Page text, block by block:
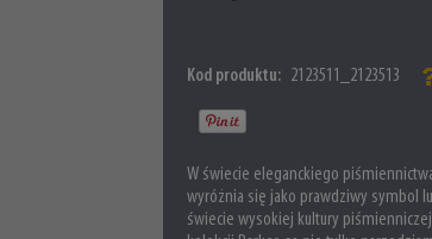
Kod produktu: 2123511_2123513
W świecie eleganckiego
wyróżnia się jako prawdziwy symbol
świecie wysokiej kultury